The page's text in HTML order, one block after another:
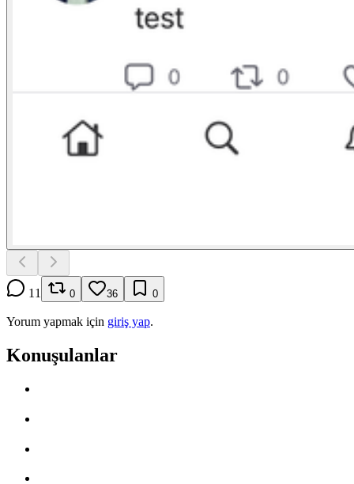
11 0 36 0
Yorum yapmak için giriş yap.
Konuşulanlar